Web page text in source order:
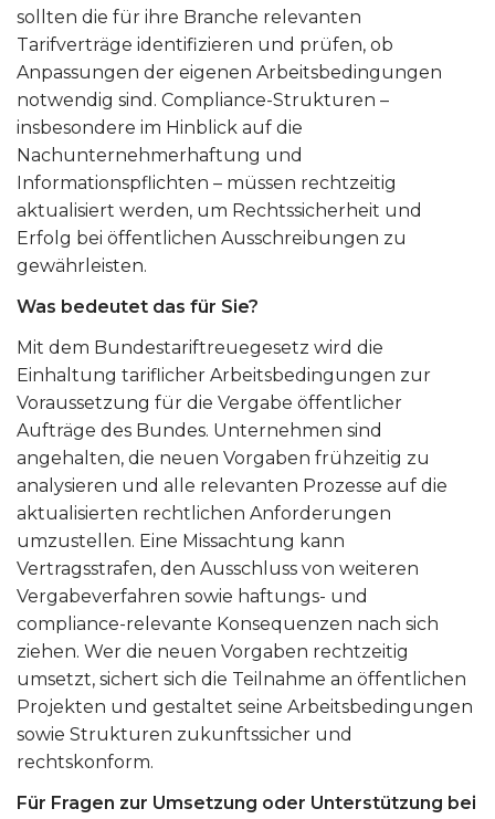
sollten die für ihre Branche relevanten
Tarifverträge identifizieren und prüfen, ob
Anpassungen der eigenen Arbeitsbedingungen
notwendig sind. Compliance-Strukturen –
insbesondere im Hinblick auf die
Nachunternehmerhaftung und
Informationspflichten – müssen rechtzeitig
aktualisiert werden, um Rechtssicherheit und
Erfolg bei öffentlichen Ausschreibungen zu
gewährleisten.
Was bedeutet das für Sie?
Mit dem Bundestariftreuegesetz wird die
Einhaltung tariflicher Arbeitsbedingungen zur
Voraussetzung für die Vergabe öffentlicher
Aufträge des Bundes. Unternehmen sind
angehalten, die neuen Vorgaben frühzeitig zu
analysieren und alle relevanten Prozesse auf die
aktualisierten rechtlichen Anforderungen
umzustellen. Eine Missachtung kann
Vertragsstrafen, den Ausschluss von weiteren
Vergabeverfahren sowie haftungs- und
compliance-relevante Konsequenzen nach sich
ziehen. Wer die neuen Vorgaben rechtzeitig
umsetzt, sichert sich die Teilnahme an öffentlichen
Projekten und gestaltet seine Arbeitsbedingungen
sowie Strukturen zukunftssicher und
rechtskonform.
Für Fragen zur Umsetzung oder Unterstützung bei